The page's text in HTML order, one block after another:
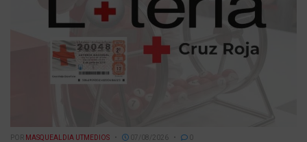
POR MASQUEALDIA UTMEDIOS 07/08/2026 0